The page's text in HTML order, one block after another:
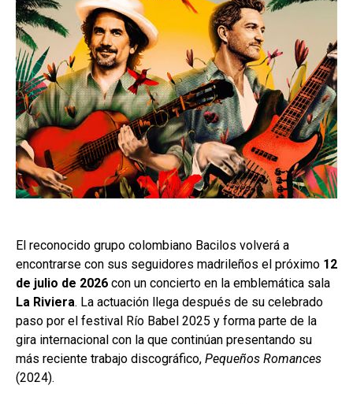
El reconocido grupo colombiano Bacilos volverá a
encontrarse con sus seguidores madrileños el próximo 12
de julio de 2026 con un concierto en la emblemática sala
La Riviera. La actuación llega después de su celebrado
paso por el festival Río Babel 2025 y forma parte de la
gira internacional con la que continúan presentando su
más reciente trabajo discográfico, Pequeños Romances
(2024).